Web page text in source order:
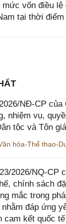
vốn điều lệ
tại thời điểm
NĐ-CP của
nhiệm vụ,
tộc và Tôn
hóa-Thể thao-
2026/NQ-CP
chính sách
mắc trong
đáp ứng
cam kết quốc